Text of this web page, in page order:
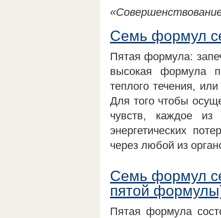
Семь формул
Пятая формула:
высокая формула
теплого течения,
Для того чтобы
чувств, каждое из
энергетических
через любой из
Семь формул
пятой
Пятая формула